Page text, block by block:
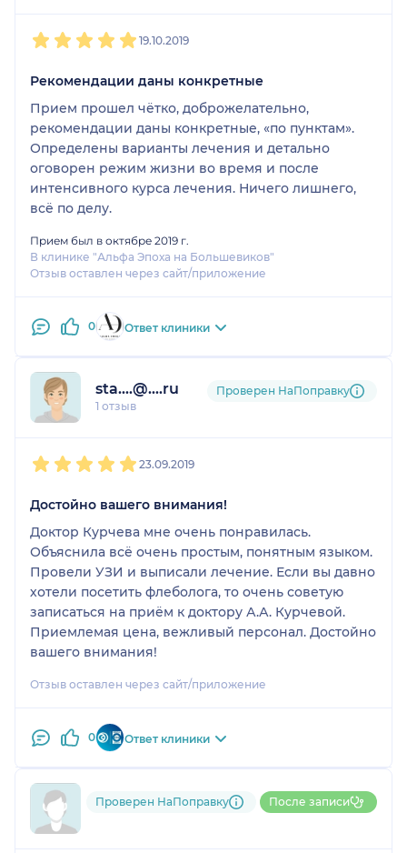
19.10.2019
Рекомендации даны конкретные
Прием прошел чётко, доброжелательно,
рекомендации даны конкретные, «по пунктам».
Определены варианты лечения и детально
оговорен режим жизни во время и после
интенсивного курса лечения. Ничего лишнего,
всё по делу.
Прием был в октябре 2019 г.
В клинике "Альфа Эпоха на Большевиков"
Отзыв оставлен через сайт/приложение
0 Ответ клиники
sta....@....ru
1 отзыв
Проверен НаПоправку
23.09.2019
Достойно вашего внимания!
Доктор Курчева мне очень понравилась.
Объяснила всё очень простым, понятным языком.
Провели УЗИ и выписали лечение. Если вы давно
хотели посетить флеболога, то очень советую
записаться на приём к доктору А.А. Курчевой.
Приемлемая цена, вежливый персонал. Достойно
вашего внимания!
Отзыв оставлен через сайт/приложение
0 Ответ клиники
Пользователь НаПоправку
Проверен НаПоправку После записи